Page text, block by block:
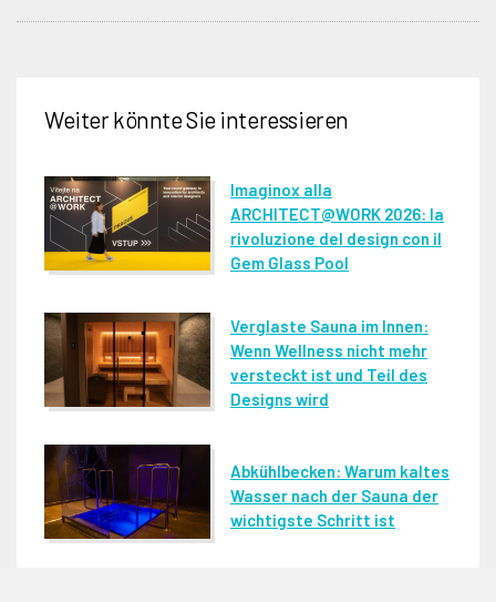
Weiter könnte Sie interessieren
Imaginox alla
ARCHITECT@WORK 2026: la
rivoluzione del design con il
Gem Glass Pool
Verglaste Sauna im Innen:
Wenn Wellness nicht mehr
versteckt ist und Teil des
Designs wird
Abkühlbecken: Warum kaltes
Wasser nach der Sauna der
wichtigste Schritt ist